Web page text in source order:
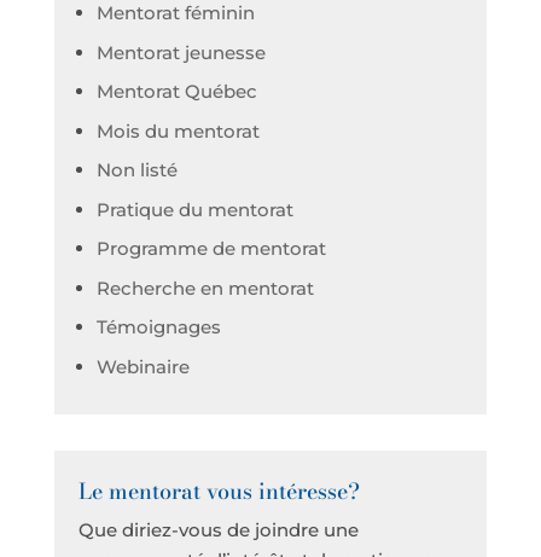
Mentorat féminin
Mentorat jeunesse
Mentorat Québec
Mois du mentorat
Non listé
Pratique du mentorat
Programme de mentorat
Recherche en mentorat
Témoignages
Webinaire
Le mentorat vous intéresse?
Que diriez-vous de joindre une